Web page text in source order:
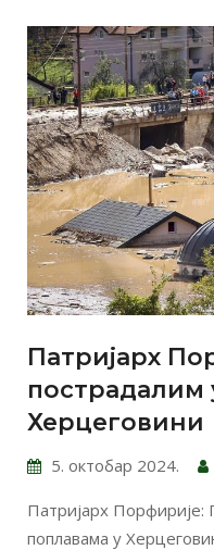
Патријарх
пострадалим
Херцеговини
5. октобар 2024.
Патријарх
поплавама у